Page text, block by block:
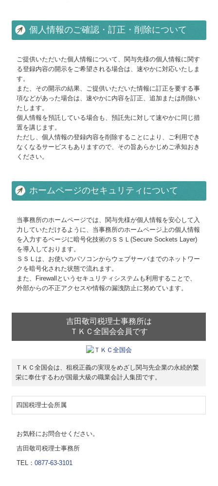
個人情報のご確認・訂正・削除について
ご提供いただいた個人情報について、関与先様の個人情報に関す
る登録内容の開示をご希望される場合は、速やかに対応いたしま
す。
また、その開示の結果、ご提供いただいた情報に訂正を要する事
項などがあった場合は、速やかに内容を訂正、追加または削除い
たします。
個人情報を預託している場合も、預託先に対して速やかに同じ措
置を講じます。
ただし、個人情報の登録内容を削除することにより、ご利用でき
なくなるサービスもありますので、その旨あらかじめご承知おき
ください。
ホームページのセキュリティについて
当事務所のホームページでは、関与先様が個人情報を安心して入
力していただけるように、当事務所のホームページ上の個人情報
を入力するページに暗号化技術のＳＳＬ(Secure Sockets Layer)
を導入しております。
ＳＳＬは、お使いのパソコンからウェブサーバまでのネットワー
クを暗号化された状態で流れます。
また、Firewallというセキュリティシステムも利用することで、
外部からの不正アクセスや情報の漏洩防止に努めています。
吉田敬司税理士事務所は
ＴＫＣ全国会会員です
ＴＫＣ全国会は、租税正義の実現をめざし関与先企業の永続的繁
栄に奉仕するわが国最大級の職業会計人集団です。
四国税理士会所属
お気軽にお問合せください。
吉田敬司税理士事務所
TEL：0877-63-3101